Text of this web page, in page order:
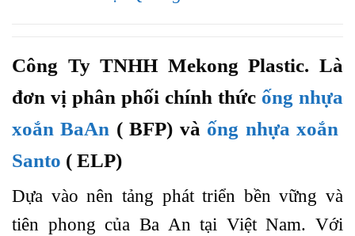
Công Ty TNHH Mekong Plastic. Là
đơn vị phân phối chính thức ống nhựa
xoắn BaAn ( BFP) và ống nhựa xoắn
Santo ( ELP)
Dựa vào nên tảng phát triển bền vững và
tiên phong của Ba An tại Việt Nam. Với